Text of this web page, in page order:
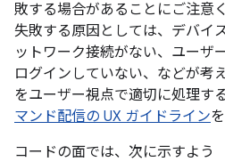
敗する場合があることにご注意
失敗する原因としては、デバイ
ットワーク接続がない、ユーザ
ログインしていない、などが考
をユーザー視点で適切に処理す
マンド配信の UX ガイドライン
コードの面では、次に示すよう